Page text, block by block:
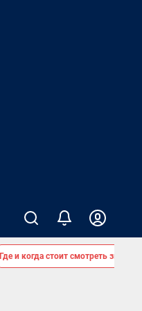
Где и когда стоит смотреть